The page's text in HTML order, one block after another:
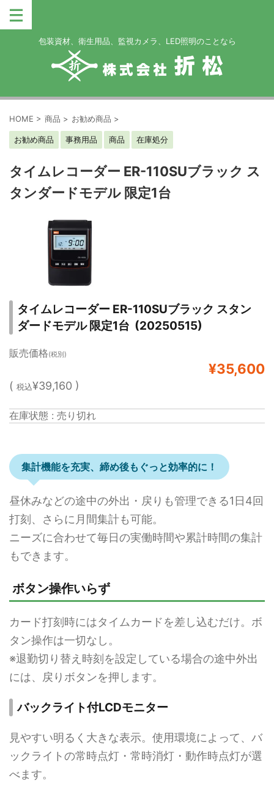
包装資材、衛生用品、監視カメラ、LED照明のことなら
HOME > 商品 > お勧め商品 >
お勧め商品 事務用品 商品 在庫処分
タイムレコーダー ER-110SUブラック ス
タンダードモデル 限定1台
タイムレコーダー ER-110SUブラック スタン
ダードモデル 限定1台 (20250515)
販売価格(税別)
¥35,600
( 税込¥39,160 )
在庫状態 : 売り切れ
集計機能を充実、締め後もぐっと効率的に！
昼休みなどの途中の外出・戻りも管理できる1日4回
打刻、さらに月間集計も可能。
ニーズに合わせて毎日の実働時間や累計時間の集計
もできます。
ボタン操作いらず
カード打刻時にはタイムカードを差し込むだけ。ボ
タン操作は一切なし。
※退勤切り替え時刻を設定している場合の途中外出
には、戻りボタンを押します。
バックライト付LCDモニター
見やすい明るく大きな表示。使用環境によって、バ
ックライトの常時点灯・常時消灯・動作時点灯が選
べます。